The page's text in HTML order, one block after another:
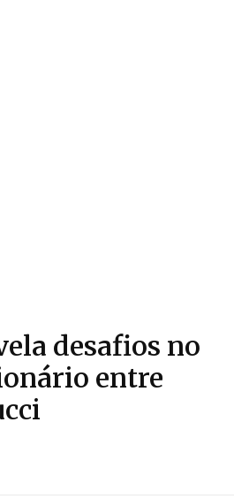
desafios no
entre